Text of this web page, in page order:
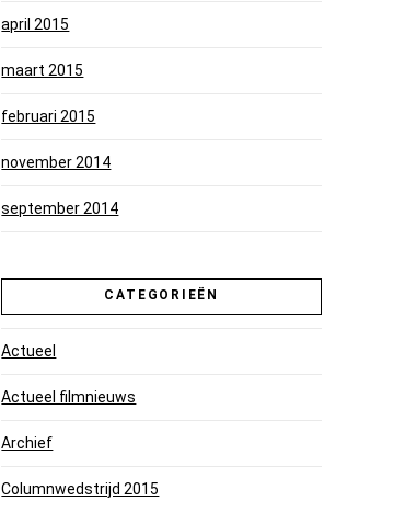
april 2015
maart 2015
februari 2015
november 2014
september 2014
CATEGORIEËN
Actueel
Actueel filmnieuws
Archief
Columnwedstrijd 2015